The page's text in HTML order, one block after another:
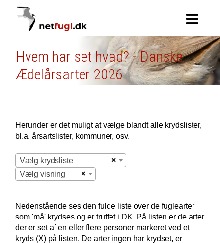
Hvem har set hvad? - Danske
Ædelårsarter 2026
Herunder er det muligt at vælge blandt alle krydslister,
bl.a. årsartslister, kommuner, osv.
×
Vælg krydsliste
×
Vælg visning
Nedenstående ses den fulde liste over de fuglearter
som 'må' krydses og er truffet i DK. På listen er de arter
der er set af en eller flere personer markeret ved et
kryds (X) på listen. De arter ingen har krydset, er